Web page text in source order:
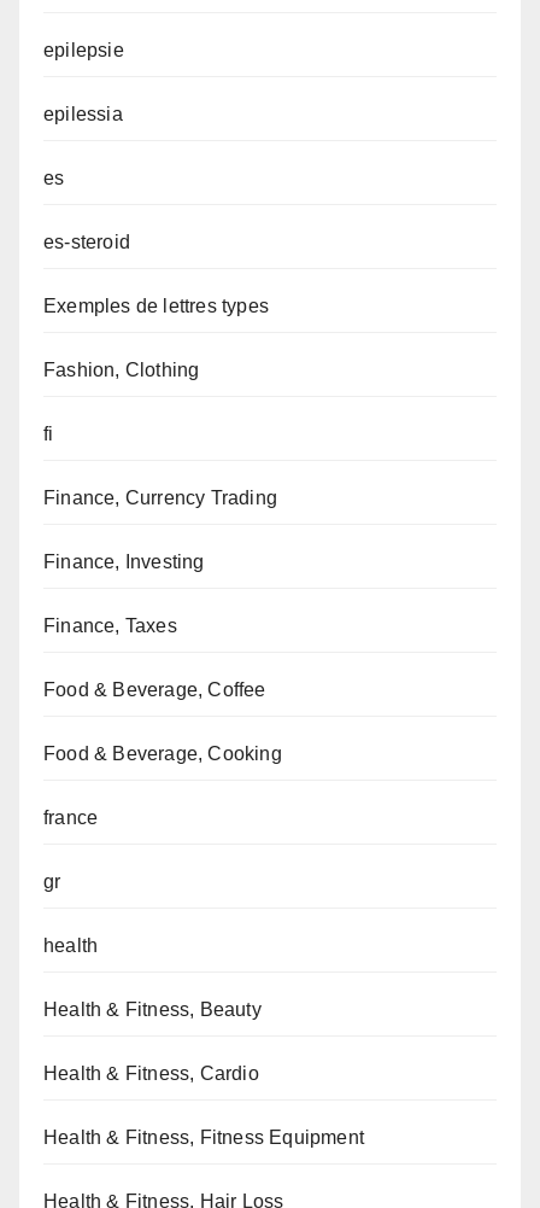
epilepsie
epilessia
es
es-steroid
Exemples de lettres types
Fashion, Clothing
fi
Finance, Currency Trading
Finance, Investing
Finance, Taxes
Food & Beverage, Coffee
Food & Beverage, Cooking
france
gr
health
Health & Fitness, Beauty
Health & Fitness, Cardio
Health & Fitness, Fitness Equipment
Health & Fitness, Hair Loss